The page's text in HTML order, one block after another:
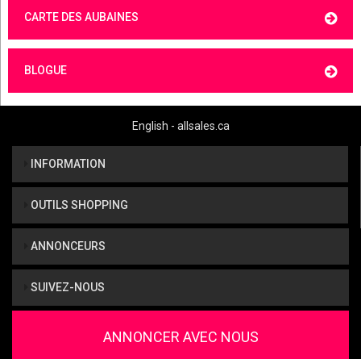
CARTE DES AUBAINES
BLOGUE
English - allsales.ca
INFORMATION
OUTILS SHOPPING
ANNONCEURS
SUIVEZ-NOUS
ANNONCER AVEC NOUS